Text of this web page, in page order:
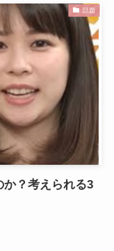
話題
か？考えられる3